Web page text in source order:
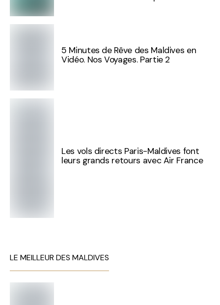
5 Minutes de Rêve des Maldives en
Vidéo. Nos Voyages. Partie 2
Les vols directs Paris-Maldives font
leurs grands retours avec Air France
LE MEILLEUR DES MALDIVES